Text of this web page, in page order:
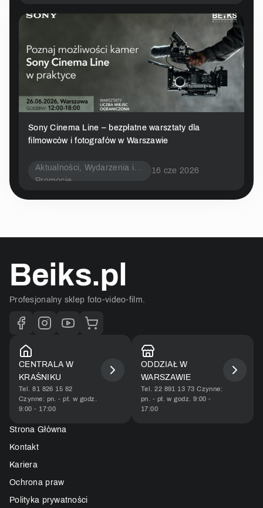
Sony Cinema Line – bezpłatne warsztaty dla
filmowców i fotografów w Warszawie
Aktualności, Wydarzenia i
Promocje
16 cze 2026
Beiks.pl
Profesjonalny sklep foto-video-film.
CENTRALA W
KRAŚNIKU
Tel. 81 826 15 82
Czynne: pn. - pt. w godz.
9:00 - 17:00
ODDZIAŁ W
WARSZAWIE​
Tel. 22 891 13 73 Czynne:
pn. - pt. w godz. 9:00 -
17:00​
Strona Główna
Kontakt
Kariera
Ochrona praw
Polityka prywatności